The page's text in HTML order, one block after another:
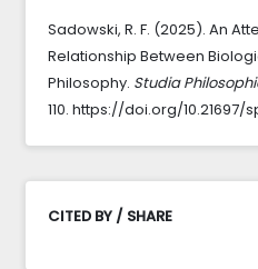
Sadowski, R. F. (2025). An
Relationship Between
Philosophy. Studia
110. https://doi.org/10.21697/
CITED BY / SHARE